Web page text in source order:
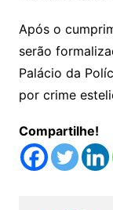
Após o
serão
Palácio da
por crime
Compartilhe!